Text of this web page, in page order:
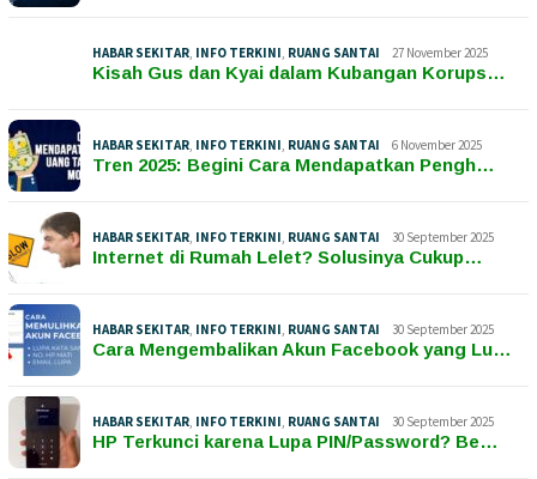
HABAR SEKITAR INFO TERKINI RUANG SANTAI 27 November 2025
Kisah Gus dan Kyai dalam Kubangan Korups…
HABAR SEKITAR INFO TERKINI RUANG SANTAI 6 November 2025
Tren 2025: Begini Cara Mendapatkan Pengh…
HABAR SEKITAR INFO TERKINI RUANG SANTAI 30 September 2025
Internet di Rumah Lelet? Solusinya Cukup…
HABAR SEKITAR INFO TERKINI RUANG SANTAI 30 September 2025
Cara Mengembalikan Akun Facebook yang Lu…
HABAR SEKITAR INFO TERKINI RUANG SANTAI 30 September 2025
HP Terkunci karena Lupa PIN/Password? Be…